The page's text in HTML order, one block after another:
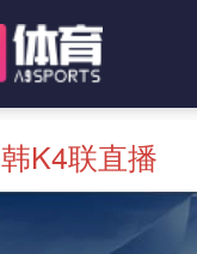
韩K4联直播